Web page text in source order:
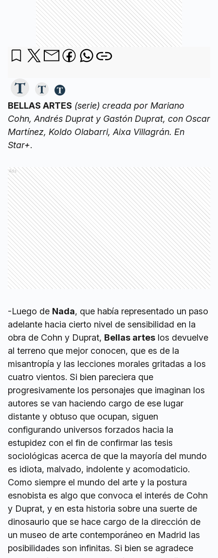
BELLAS ARTES (serie) creada por Mariano
Cohn, Andrés Duprat y Gastón Duprat, con Oscar
Martínez, Koldo Olabarri, Aixa Villagrán. En
Star+.
Ads
-Luego de Nada, que había representado un paso
adelante hacia cierto nivel de sensibilidad en la
obra de Cohn y Duprat, Bellas artes los devuelve
al terreno que mejor conocen, que es de la
misantropía y las lecciones morales gritadas a los
cuatro vientos. Si bien pareciera que
progresivamente los personajes que imaginan los
autores se van haciendo cargo de ese lugar
distante y obtuso que ocupan, siguen
configurando universos forzados hacia la
estupidez con el fin de confirmar las tesis
sociológicas acerca de que la mayoría del mundo
es idiota, malvado, indolente y acomodaticio.
Como siempre el mundo del arte y la postura
esnobista es algo que convoca el interés de Cohn
y Duprat, y en esta historia sobre una suerte de
dinosaurio que se hace cargo de la dirección de
un museo de arte contemporáneo en Madrid las
posibilidades son infinitas. Si bien se agradece